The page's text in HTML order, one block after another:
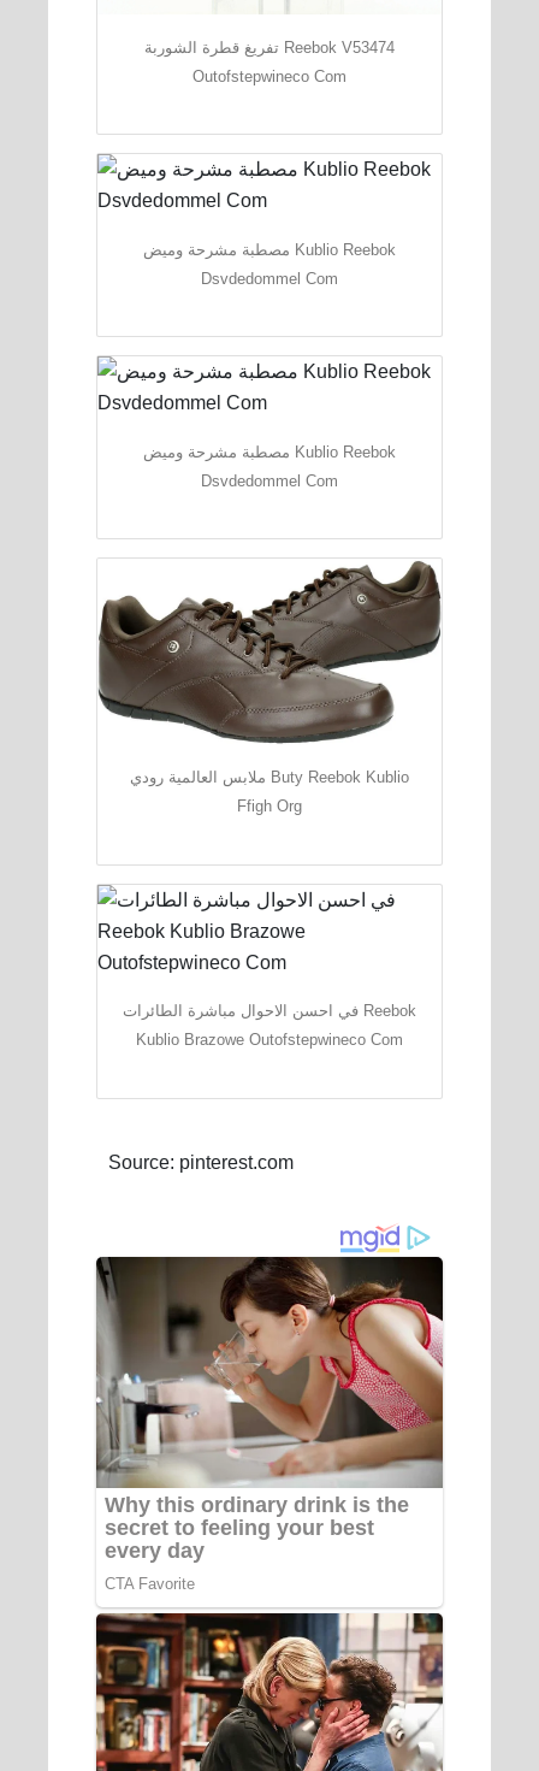
تفريغ قطرة الشوربة Reebok V53474
Outofstepwineco Com
مصطبة مشرحة وميض Kublio Reebok
Dsvdedommel Com
مصطبة مشرحة وميض Kublio Reebok
Dsvdedommel Com
ملابس العالمية رودي Buty Reebok Kublio
Ffigh Org
في احسن الاحوال مباشرة الطائرات Reebok
Kublio Brazowe Outofstepwineco Com
Source: pinterest.com